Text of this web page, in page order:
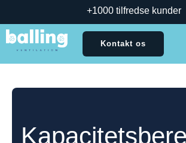
+1000 tilfredse kunder
Kontakt os